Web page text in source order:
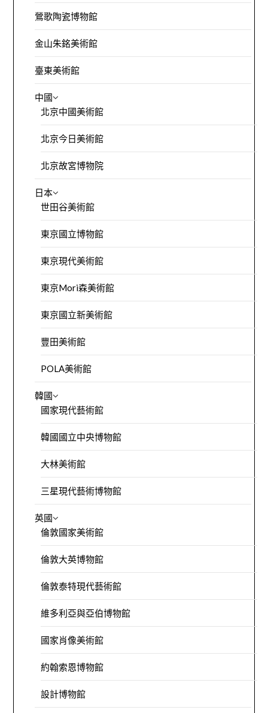
鶯歌陶瓷博物館
金山朱銘美術館
臺東美術館
中國
北京中國美術館
北京今日美術館
北京故宮博物院
日本
世田谷美術館
東京國立博物館
東京現代美術館
東京Mori森美術館
東京國立新美術館
豐田美術館
POLA美術館
韓國
國家現代藝術館
韓國國立中央博物館
大林美術館
三星現代藝術博物館
英國
倫敦國家美術館
倫敦大英博物館
倫敦泰特現代藝術館
維多利亞與亞伯博物館
國家肖像美術館
約翰索恩博物館
設計博物館